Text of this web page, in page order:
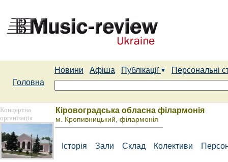
Новини Афіша Публікації
Персональні
Головна
Концертна
організація
Кіровоградська обласна філармонія
м. Кропивницький, філармонія
Історія Зали Склад Колективи